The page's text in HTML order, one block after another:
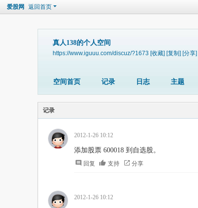
爱股网 返回首页
真人138的个人空间
https://www.iguuu.com/discuz/?1673 [收藏] [复制] [分享]
空间首页 记录 日志 主题
记录
2012-1-26 10:12
添加股票 600018 到自选股。
回复 支持 分享
2012-1-26 10:12